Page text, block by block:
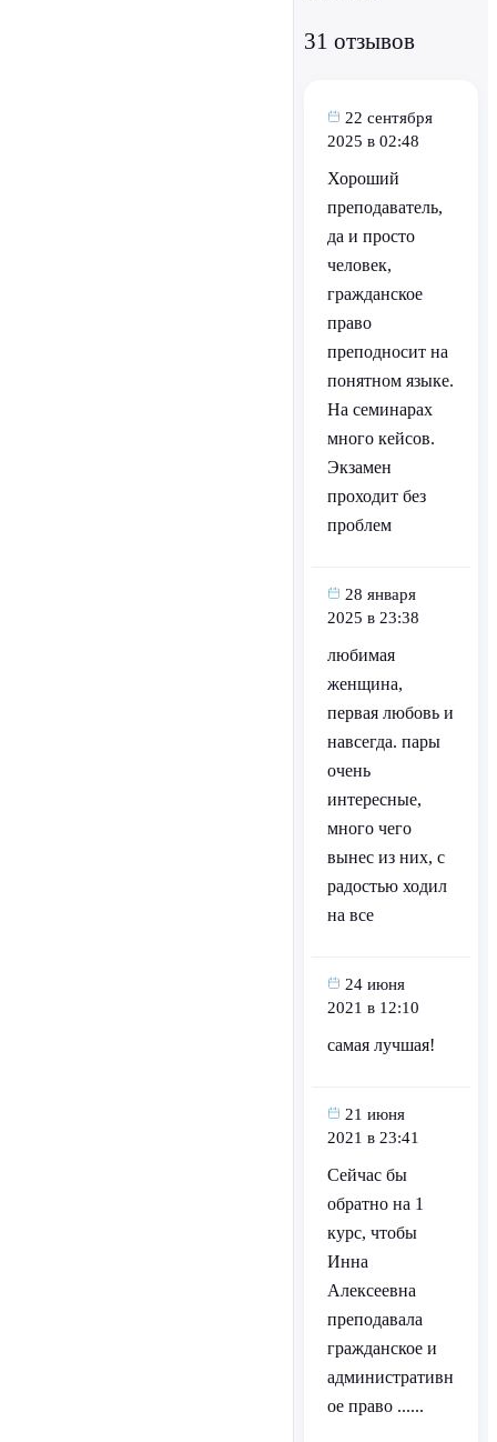
31 отзывов
22 сентября
2025 в 02:48
Хороший
преподаватель,
да и просто
человек,
гражданское
право
преподносит на
понятном языке.
На семинарах
много кейсов.
Экзамен
проходит без
проблем
28 января
2025 в 23:38
любимая
женщина,
первая любовь и
навсегда. пары
очень
интересные,
много чего
вынес из них, с
радостью ходил
на все
24 июня
2021 в 12:10
самая лучшая!
21 июня
2021 в 23:41
Сейчас бы
обратно на 1
курс, чтобы
Инна
Алексеевна
преподавала
гражданское и
административн
ое право ......